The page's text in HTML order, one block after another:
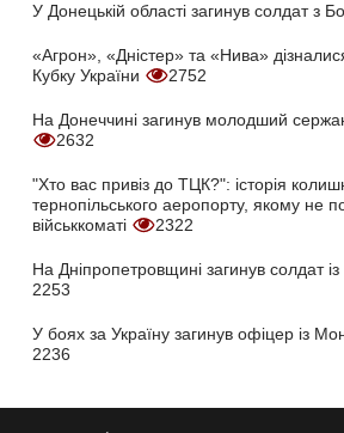
У Донецькій області загинув солдат з
«Агрон», «Дністер» та «Нива»
Кубку України
2752
На Донеччині загинув молодший
2632
"Хто вас привіз до ТЦК?": історія
тернопільського аеропорту, якому не
військкоматі
2322
На Дніпропетровщині загинув солдат
2253
У боях за Україну загинув офіцер із
2236